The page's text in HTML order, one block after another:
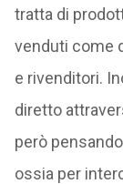
tratta di
venduti come
e rivenditori.
diretto
però
ossia per